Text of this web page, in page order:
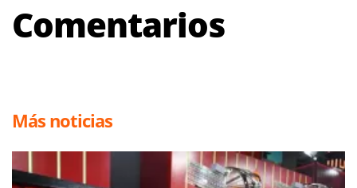
Comentarios
Más noticias